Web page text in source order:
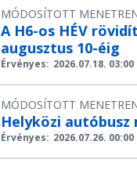
MÓDOSÍTOTT
A H6-os HÉV
augusztus 10-éig
Érvényes: 2026.07.18. 03:00
MÓDOSÍTOTT
Helyközi
Érvényes: 2026.07.26. 00:00